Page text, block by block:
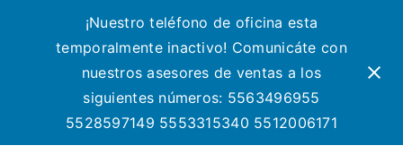
¡Nuestro teléfono de oficina esta
temporalmente inactivo! Comunicáte con
nuestros asesores de ventas a los
siguientes números: 5563496955
5528597149 5553315340 5512006171